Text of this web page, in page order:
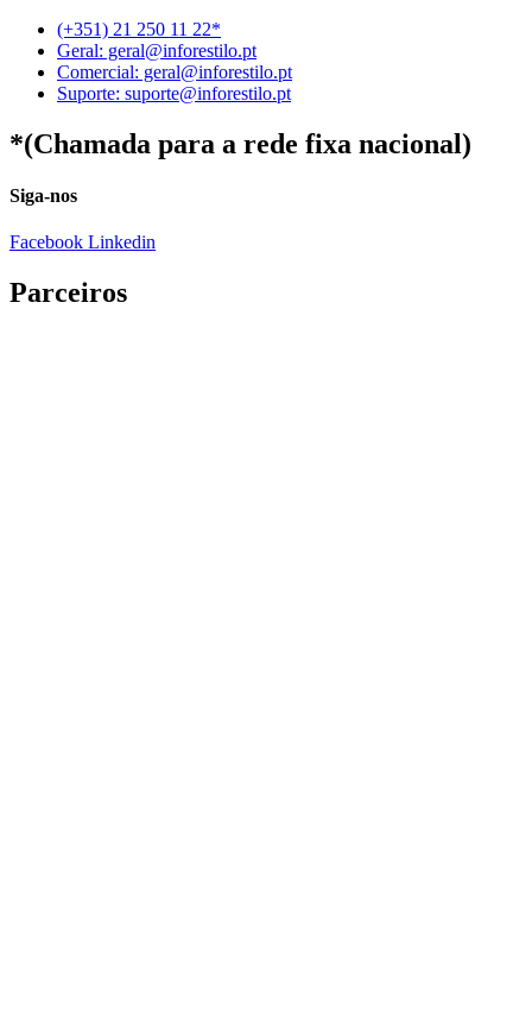
(+351) 21 250 11 22*
Geral: geral@inforestilo.pt
Comercial: geral@inforestilo.pt
Suporte: suporte@inforestilo.pt
*(Chamada para a rede fixa nacional)
Siga-nos
Facebook Linkedin
Parceiros